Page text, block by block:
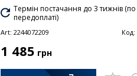
Термін постачання до 3 тижнів (по
передоплаті)
Art: 2244072209 Код:
1 485 грн